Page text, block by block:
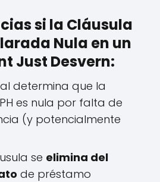
si la Cláusula
Nula en un
Just Desvern:
determina que la
es nula por falta de
(y potencialmente
se elimina del
de préstamo